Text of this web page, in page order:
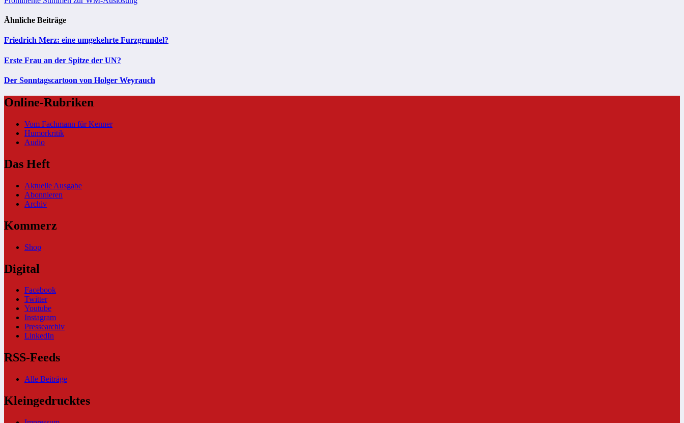
Ähnliche Beiträge
Friedrich Merz: eine umgekehrte Furzgrundel?
Erste Frau an der Spitze der UN?
Der Sonntagscartoon von Holger Weyrauch
Online-Rubriken
Vom Fachmann für Kenner
Humorkritik
Audio
Das Heft
Aktuelle Ausgabe
Abonnieren
Archiv
Kommerz
Shop
Digital
Facebook
Twitter
Youtube
Instagram
Pressearchiv
LinkedIn
RSS-Feeds
Alle Beiträge
Kleingedrucktes